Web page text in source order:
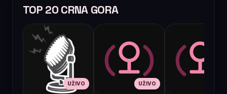
TOP 20 CRNA GORA
UŽIVO UŽIVO